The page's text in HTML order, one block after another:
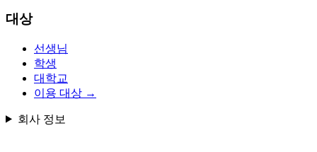
대상
선생님
학생
대학교
이용 대상 →
회사 정보